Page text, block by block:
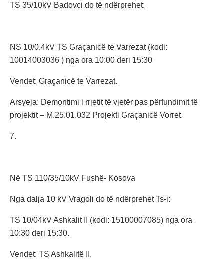
TS 35/10kV Badovci do të ndërprehet:
NS 10/0.4kV TS Graçanicë te Varrezat (kodi:
10014003036 ) nga ora 10:00 deri 15:30
Vendet: Graçanicë te Varrezat.
Arsyeja: Demontimi i rrjetit të vjetër pas përfundimit të
projektit – M.25.01.032 Projekti Graçanicë Vorret.
7.
Në TS 110/35/10kV Fushë- Kosova
Nga dalja 10 kV Vragoli do të ndërprehet Ts-i:
TS 10/04kV Ashkalit II (kodi: 15100007085) nga ora
10:30 deri 15:30.
Vendet: TS Ashkalitë II.